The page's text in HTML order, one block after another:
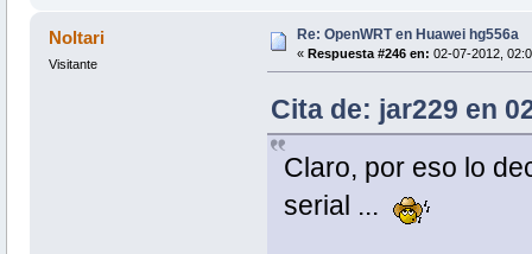
Noltari
Visitante
Re: OpenWRT en Huawei hg556a
« Respuesta #246 en: 02-07-2012,
Cita de: jar229 en
Claro, por eso lo
serial ...